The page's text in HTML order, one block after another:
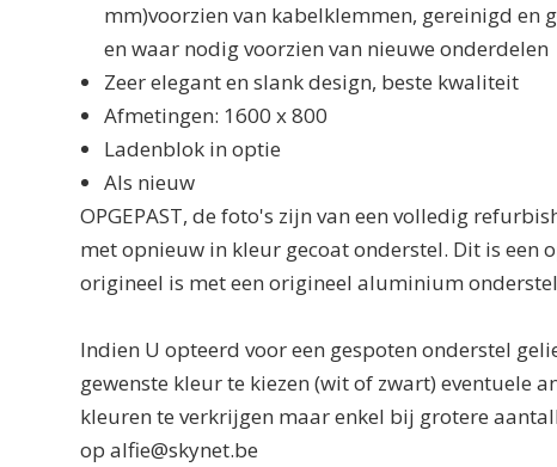
mm)voorzien van kabelklemmen, gereinigd en
en waar nodig voorzien van nieuwe onderdelen
Zeer elegant en slank design, beste kwaliteit
Afmetingen: 1600 x 800
Ladenblok in optie
Als nieuw
OPGEPAST, de foto's zijn van een volledig
met opnieuw in kleur gecoat onderstel. Dit is een
origineel is met een origineel aluminium
Indien U opteerd voor een gespoten onderstel
gewenste kleur te kiezen (wit of zwart) eventuele
kleuren te verkrijgen maar enkel bij grotere
op alfie@skynet.be